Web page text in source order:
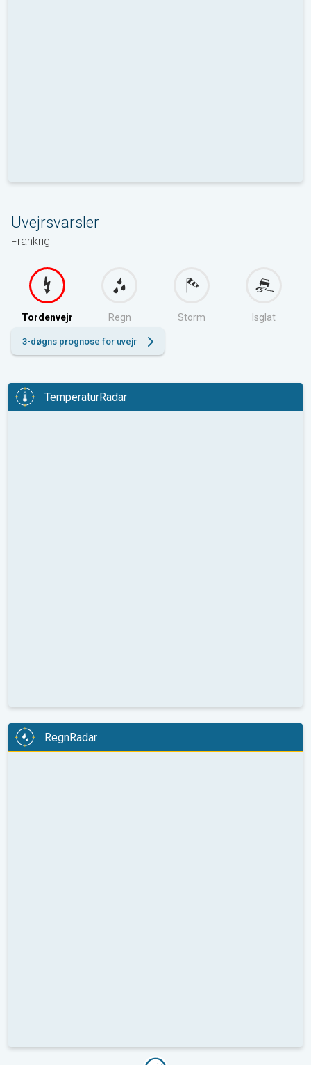
Uvejrsvarsler
Frankrig
Tordenvejr Regn Storm Isglat
3-døgns prognose for uvejr
TemperaturRadar
RegnRadar